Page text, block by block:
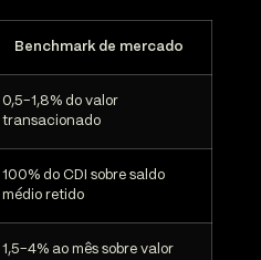
Benchmark de mercado
0,5-1,8% do valor
transacionado
100% do CDI sobre saldo
médio retido
1,5-4% ao mês sobre valor